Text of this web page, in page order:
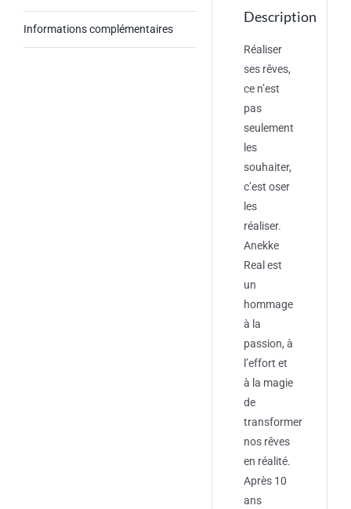
Informations complémentaires
Description
Réaliser
ses rêves,
ce n’est
pas
seulement
les
souhaiter,
c’est oser
les
réaliser.
Anekke
Real est
un
hommage
à la
passion, à
l’effort et
à la magie
de
transformer
nos rêves
en réalité.
Après 10
ans